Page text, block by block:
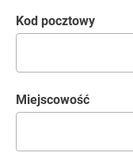
kod pocztowy
Miejscowość